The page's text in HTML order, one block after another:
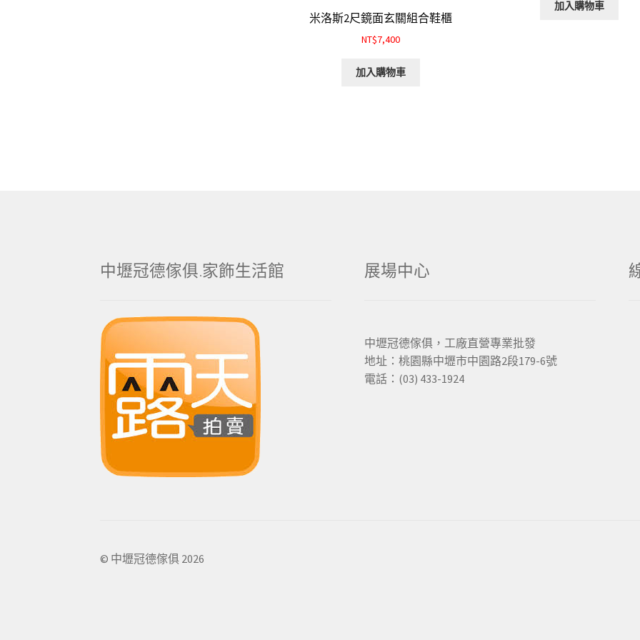
米洛斯2尺鏡面玄關組合鞋櫃
NT$7,400
加入購物車
加入購物車
中壢冠德傢俱.家飾生活館 展場中心
中壢冠德傢俱，工廠直營專業批發
地址：桃園縣中壢市中園路2段179-6號
電話：(03) 433-1924
© 中壢冠德傢俱 2026